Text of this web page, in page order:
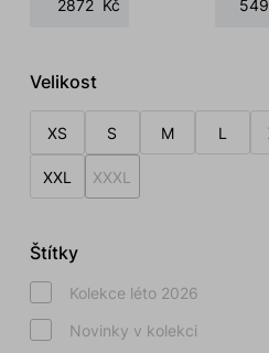
Kč
Velikost
XS S M L
XXL XXXL
Štítky
Kolekce léto 2026
Novinky v kolekci